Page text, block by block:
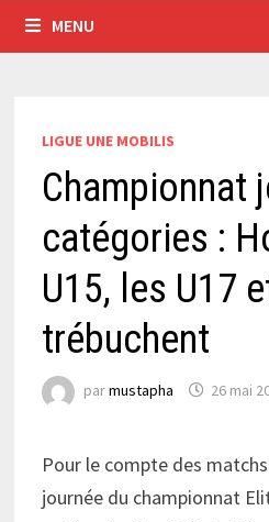
MENU
LIGUE UNE MOBILIS
Championnat
catégories :
U15, les U17
trébuchent
parmustapha 26 mai
Pour le compte des
journée du championnat